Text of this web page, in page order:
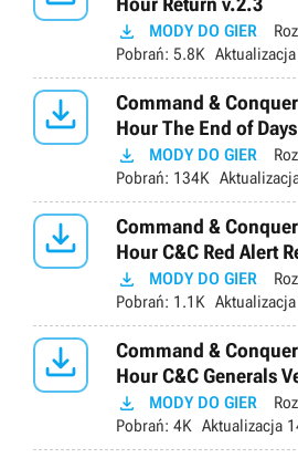
 MODY DO GIER
Pobrań: 5.8K Aktualizacja

Command &
Hour The End of
 MODY DO GIER
Pobrań: 134K

Command &
Hour C&C Red Alert
 MODY DO GIER
Pobrań: 1.1K Aktualizacja

Command &
Hour C&C Generals
 MODY DO GIER
Pobrań: 4K Aktualizacja